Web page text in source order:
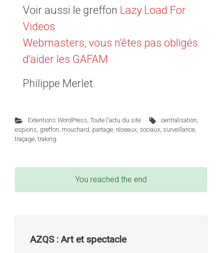
Voir aussi le greffon Lazy Load For
Videos
Webmasters, vous n’êtes pas obligés
d’aider les GAFAM
Philippe Merlet
Extentions WordPress, Toute l'actu du site centralisation,
espions, greffon, mouchard, partage, réseaux, sociaux, surveillance,
traçage, traking
You reached the end
AZQS : Art et spectacle